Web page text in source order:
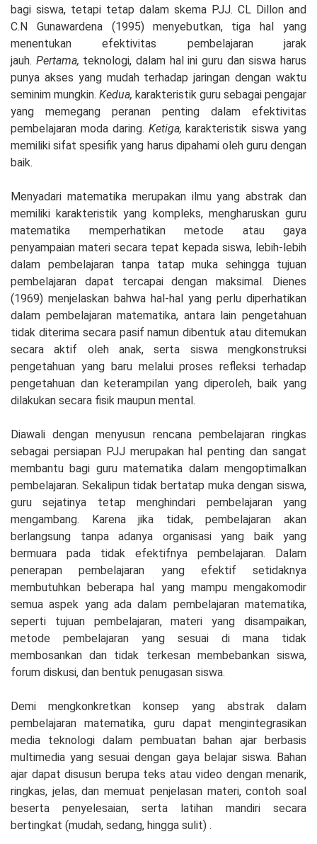
bagi siswa, tetapi tetap dalam skema PJJ. CL Dillon and
C.N Gunawardena (1995) menyebutkan, tiga hal yang
menentukan efektivitas pembelajaran jarak
jauh. Pertama, teknologi, dalam hal ini guru dan siswa harus
punya akses yang mudah terhadap jaringan dengan waktu
seminim mungkin. Kedua, karakteristik guru sebagai pengajar
yang memegang peranan penting dalam efektivitas
pembelajaran moda daring. Ketiga,karakteristik siswa yang
memiliki sifat spesifik yang harus dipahami oleh guru dengan
baik.
Menyadari matematika merupakan ilmu yang abstrak dan
memiliki karakteristik yang kompleks, mengharuskan guru
matematika memperhatikan metode atau gaya
penyampaian materi secara tepat kepada siswa, lebih-lebih
dalam pembelajaran tanpa tatap muka sehingga tujuan
pembelajaran dapat tercapai dengan maksimal. Dienes
(1969) menjelaskan bahwa hal-hal yang perlu diperhatikan
dalam pembelajaran matematika, antara lain pengetahuan
tidak diterima secara pasif namun dibentuk atau ditemukan
secara aktif oleh anak, serta siswa mengkonstruksi
pengetahuan yang baru melalui proses refleksi terhadap
pengetahuan dan keterampilan yang diperoleh, baik yang
dilakukan secara fisik maupun mental.
Diawali dengan menyusun rencana pembelajaran ringkas
sebagai persiapan PJJ merupakan hal penting dan sangat
membantu bagi guru matematika dalam mengoptimalkan
pembelajaran. Sekalipun tidak bertatap muka dengan siswa,
guru sejatinya tetap menghindari pembelajaran yang
mengambang. Karena jika tidak, pembelajaran akan
berlangsung tanpa adanya organisasi yang baik yang
bermuara pada tidak efektifnya pembelajaran. Dalam
penerapan pembelajaran yang efektif setidaknya
membutuhkan beberapa hal yang mampu mengakomodir
semua aspek yang ada dalam pembelajaran matematika,
seperti tujuan pembelajaran, materi yang disampaikan,
metode pembelajaran yang sesuai di mana tidak
membosankan dan tidak terkesan membebankan siswa,
forum diskusi, dan bentuk penugasan siswa.
Demi mengkonkretkan konsep yang abstrak dalam
pembelajaran matematika, guru dapat mengintegrasikan
media teknologi dalam pembuatan bahan ajar berbasis
multimedia yang sesuai dengan gaya belajar siswa. Bahan
ajar dapat disusun berupa teks atau video dengan menarik,
ringkas, jelas, dan memuat penjelasan materi, contoh soal
beserta penyelesaian, serta latihan mandiri secara
bertingkat (mudah, sedang, hingga sulit) .